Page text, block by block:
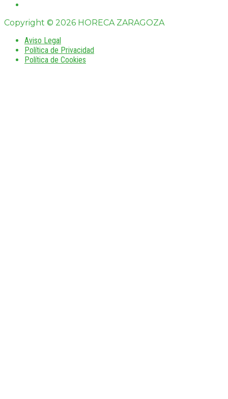
Copyright © 2026 HORECA ZARAGOZA
Aviso Legal
Política de Privacidad
Política de Cookies